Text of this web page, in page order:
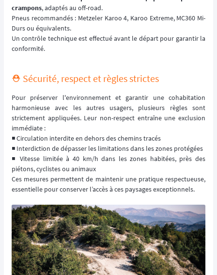
crampons, adaptés au off-road.
Pneus recommandés : Metzeler Karoo 4, Karoo Extreme, MC360 Mi-
Durs ou équivalents.
Un contrôle technique est effectué avant le départ pour garantir la
conformité.
⛑️ Sécurité, respect et règles strictes
Pour préserver l'environnement et garantir une cohabitation
harmonieuse avec les autres usagers, plusieurs règles sont
strictement appliquées. Leur non-respect entraîne une exclusion
immédiate :
◾️ Circulation interdite en dehors des chemins tracés
◾️ Interdiction de dépasser les limitations dans les zones protégées
◾️ Vitesse limitée à 40 km/h dans les zones habitées, près des
piétons, cyclistes ou animaux
Ces mesures permettent de maintenir une pratique respectueuse,
essentielle pour conserver l’accès à ces paysages exceptionnels.